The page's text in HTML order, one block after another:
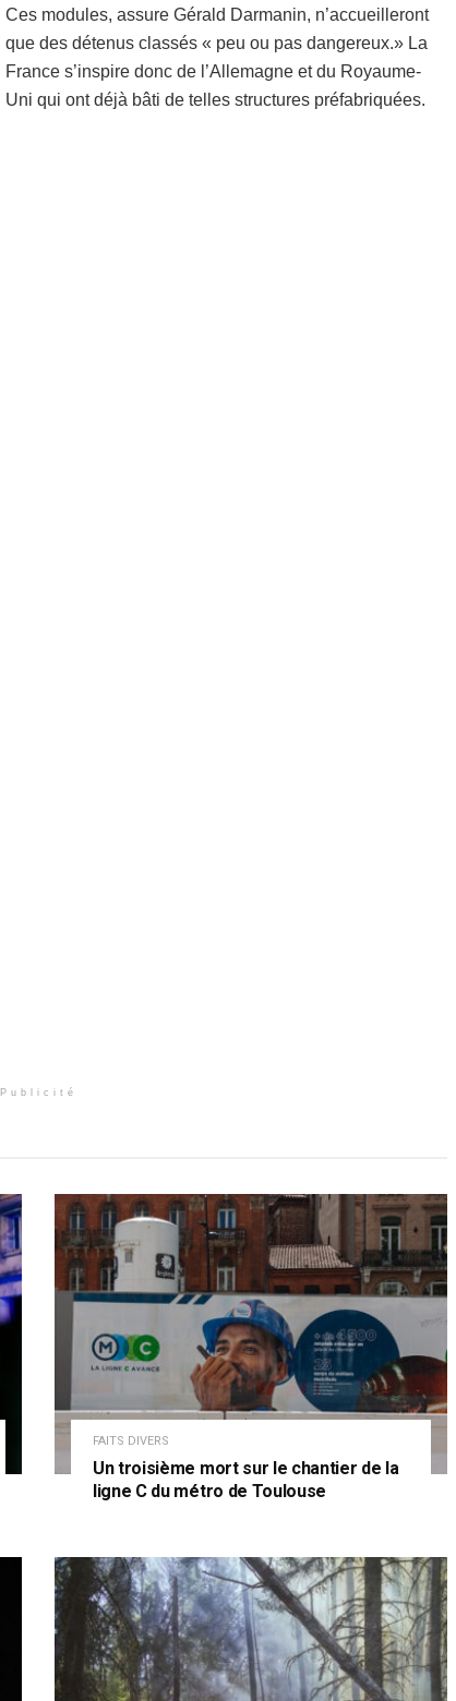
Ces modules, assure Gérald Darmanin, n’accueilleront
que des détenus classés « peu ou pas dangereux.» La
France s’inspire donc de l’Allemagne et du Royaume-
Uni qui ont déjà bâti de telles structures préfabriquées.
Publicité
FAITS DIVERS
Un troisième mort sur le chantier de la
ligne C du métro de Toulouse